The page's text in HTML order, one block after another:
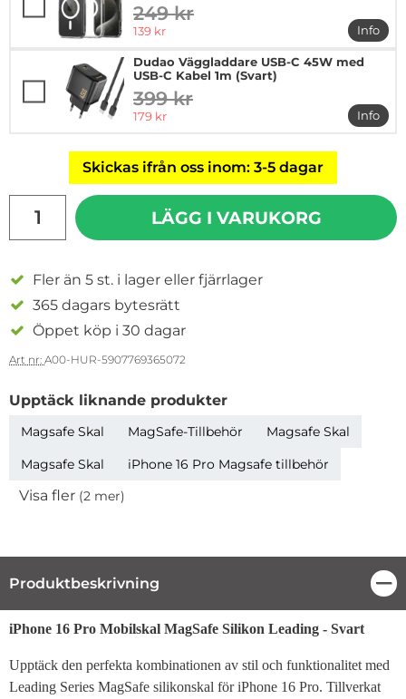
tidigare pris
249 kr
rea pris
139 kr
Info
mer
Dudao Väggladdare USB-C 45W med
USB-C Kabel 1m (Svart)
tidigare pris
399 kr
rea pris
179 kr
Info
mer
Skickas ifrån oss inom: 3-5 dagar
LÄGG I VARUKORG
Fler än 5 st. i lager eller fjärrlager
365 dagars bytesrätt
Öppet köp i 30 dagar
Art nr: A00-HUR-5907769365072
Upptäck liknande produkter
Magsafe Skal MagSafe-Tillbehör
Magsafe Skal
Magsafe Skal
iPhone 16 Pro Magsafe tillbehör
Visa fler (2 mer)
Produktbeskrivning
Produktbeskrivning
iPhone 16 Pro Mobilskal MagSafe Silikon Leading - Svart
Upptäck den perfekta kombinationen av stil och funktionalitet med
Leading Series MagSafe silikonskal för iPhone 16 Pro. Tillverkat